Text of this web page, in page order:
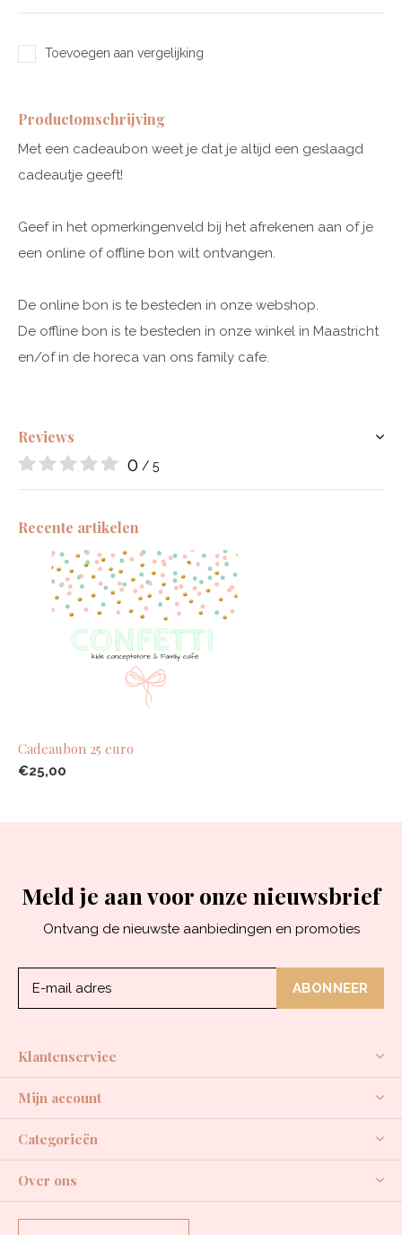
Toevoegen aan vergelijking
Productomschrijving
Met een cadeaubon weet je dat je altijd een geslaagd
cadeautje geeft!
Geef in het opmerkingenveld bij het afrekenen aan of je
een online of offline bon wilt ontvangen.
De online bon is te besteden in onze webshop.
De offline bon is te besteden in onze winkel in Maastricht
en/of in de horeca van ons family cafe.
Reviews
0 / 5
Recente artikelen
Cadeaubon 25 euro
€25,00
Meld je aan voor onze nieuwsbrief
Ontvang de nieuwste aanbiedingen en promoties
ABONNEER
Klantenservice
Mijn account
Categorieën
Over ons